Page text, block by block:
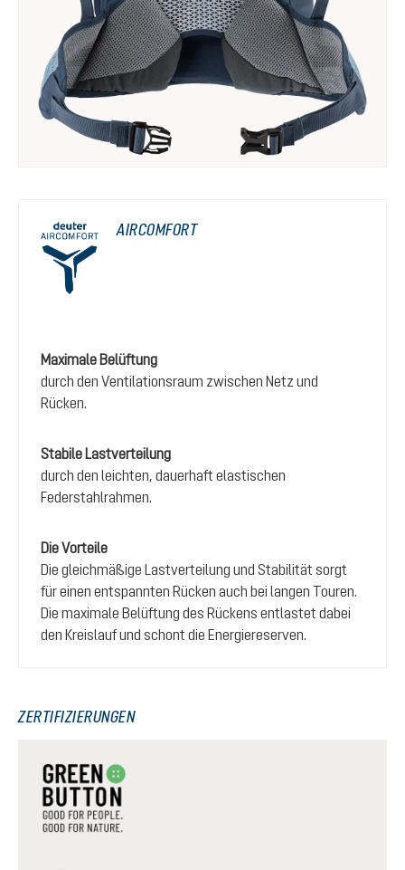
AIRCOMFORT
Maximale Belüftung
durch den Ventilationsraum zwischen Netz und
Rücken.
Stabile Lastverteilung
durch den leichten, dauerhaft elastischen
Federstahlrahmen.
Die Vorteile
Die gleichmäßige Lastverteilung und Stabilität sorgt
für einen entspannten Rücken auch bei langen Touren.
Die maximale Belüftung des Rückens entlastet dabei
den Kreislauf und schont die Energiereserven.
ZERTIFIZIERUNGEN